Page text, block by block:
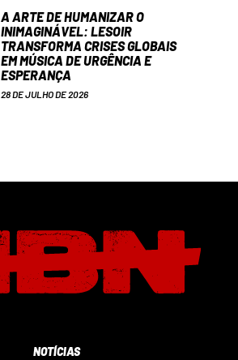
A ARTE DE HUMANIZAR O
INIMAGINÁVEL: LESOIR
TRANSFORMA CRISES GLOBAIS
EM MÚSICA DE URGÊNCIA E
ESPERANÇA
28 DE JULHO DE 2026
NOTÍCIAS